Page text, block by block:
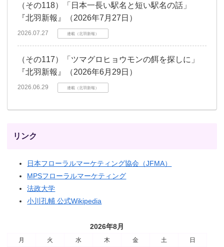
（その118）「日本一長い駅名と短い駅名の話」
『北羽新報』（2026年7月27日）
2026.07.27 連載（北羽新報）
（その117）「ツマグロヒョウモンの餌を探しに」
『北羽新報』（2026年6月29日）
2026.06.29 連載（北羽新報）
リンク
日本フローラルマーケティング協会（JFMA）
MPSフローラルマーケティング
法政大学
小川孔輔 公式Wikipedia
2026年8月
月 火 水 木 金 土 日